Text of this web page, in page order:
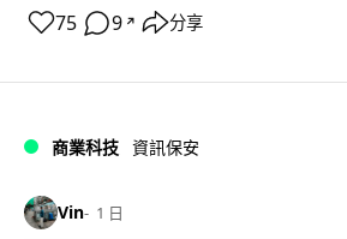
75 9 ↗ 分享
商業科技 資訊保安
Vin 1 日